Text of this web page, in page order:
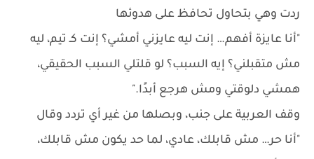
ردت وهي بتحاول تحافظ على هدوئها
"أنا عايزة أفهم… إنت ليه عايزني أمشي؟ إنت كـ تيم، ليه
مش متقبلني؟ إيه السبب؟ لو قلتلي السبب الحقيقي،
همشي دلوقتي ومش هرجع أبدًا."
وقف العربية على جنب، وبصلها من غير أي تردد وقال
"أنا حر… مش قابلك، عادي، لما حد يكون مش قابلك،